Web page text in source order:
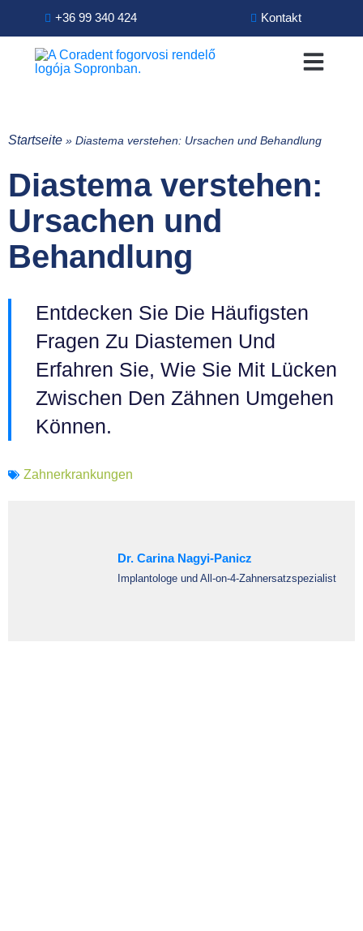
+36 99 340 424 Kontakt
Startseite » Diastema verstehen: Ursachen und Behandlung
Diastema verstehen:
Ursachen und
Behandlung
Entdecken Sie Die Häufigsten
Fragen Zu Diastemen Und
Erfahren Sie, Wie Sie Mit Lücken
Zwischen Den Zähnen Umgehen
Können.
Zahnerkrankungen
Dr. Carina Nagyi-Panicz
Implantologe und All-on-4-Zahnersatzspezialist